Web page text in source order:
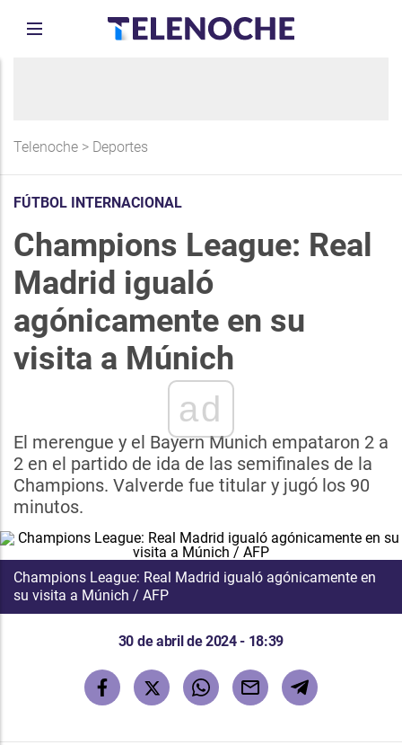
Telenoche > Deportes
FÚTBOL INTERNACIONAL
Champions League: Real
Madrid igualó
agónicamente en su
visita a Múnich
ad
El merengue y el Bayern Munich empataron 2 a
2 en el partido de ida de las semifinales de la
Champions. Valverde fue titular y jugó los 90
minutos.
Champions League: Real Madrid igualó agónicamente en
su visita a Múnich / AFP
30 de abril de 2024 - 18:39